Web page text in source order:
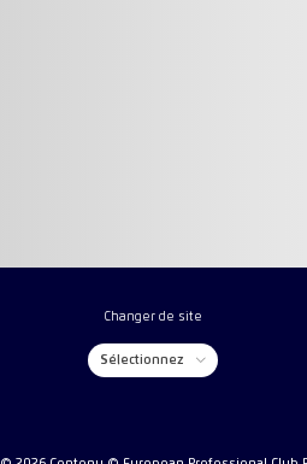
Changer de site
Sélectionnez